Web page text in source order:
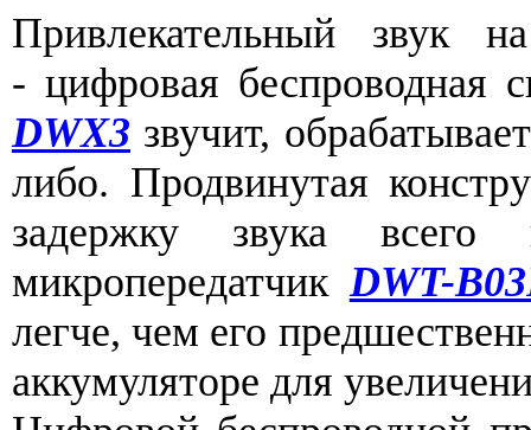
Привлекательный
- цифровая беспроводная
DWX3 звучит,
либо. Продвинутая
задержку звука
микропередатчикDWT-
легче, чем его
аккумуляторе для